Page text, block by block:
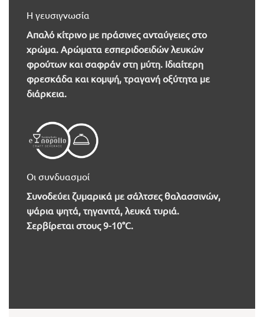
Η γευσιγνωσία
Απαλό κίτρινο με πράσινες ανταύγειες στο
χρώμα. Αρώματα εσπεριδοειδών λευκών
φρούτων και σαφράν στη μύτη. Ιδιαίτερη
φρεσκάδα και κομψή, τραγανή οξύτητα με
διάρκεια.
Οι συνδυασμοί
Συνοδεύει ζυμαρικά με σάλτσες θαλασσινών,
ψάρια ψητά, τηγανιτά, λευκά τυριά.
Σερβίρεται στους 9-10°C.